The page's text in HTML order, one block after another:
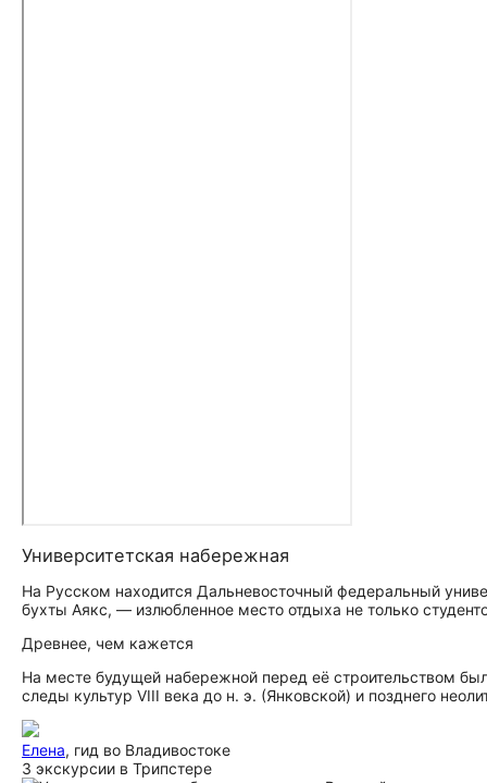
Университетская набережная
На Русском находится Дальневосточный федеральный
бухты Аякс, — излюбленное место отдыха не только
Древнее, чем кажется
На месте будущей набережной перед её строительством
следы культур VIII века до н. э. (Янковской) и позднего
Елена, гид во Владивостоке
3 экскурсии в Трипстере